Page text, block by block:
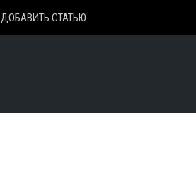
ДОБАВИТЬ СТАТЬЮ